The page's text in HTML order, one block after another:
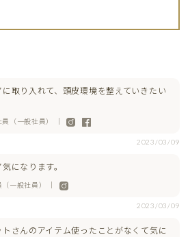
取り入れて、頭皮環境を整えていきたい
（一般社員） ｜
2023/03/09
になります。
一般社員） ｜
2023/03/09
さんのアイテム使ったことがなくて気に